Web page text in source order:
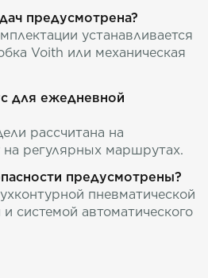
предусмотрена?
устанавливается
Voith или механическая
для ежедневной
рассчитана на
регулярных маршрутах.
предусмотрены?
пневматической
системой автоматического